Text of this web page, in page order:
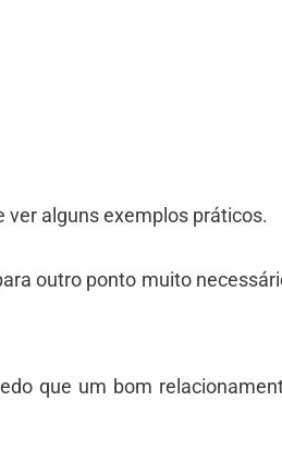
ver alguns exemplos práticos.
outro ponto muito
que um bom